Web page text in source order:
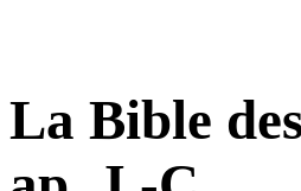
La Bible